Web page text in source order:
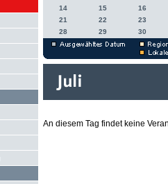
14
15
16
21
22
23
28
29 30
An diesem Tag findet keine